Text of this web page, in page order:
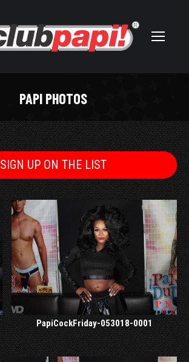
PAPI PHOTOS
SIGN UP ON THE LIST
PapiCockFriday-053018-0001